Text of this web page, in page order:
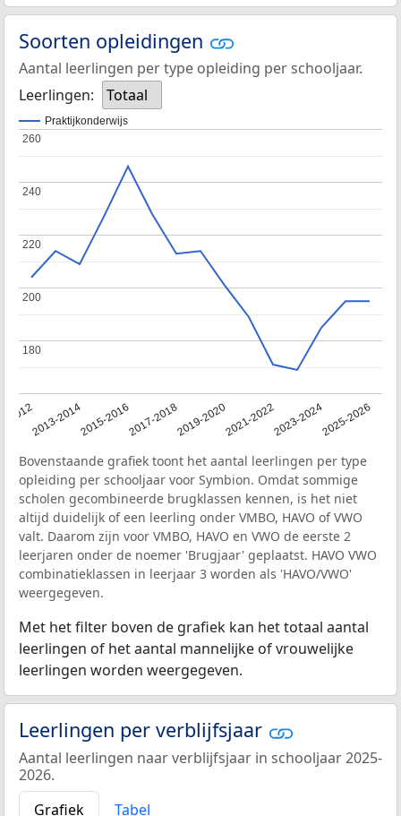
Soorten opleidingen
Aantal leerlingen per type opleiding per schooljaar.
Leerlingen:
Totaal
Praktijkonderwijs
20122013-20142015-20162017-20182019-20202021-20222023-20242025-2026
180
180
200
200
220
220
240
240
260
260
Bovenstaande grafiek toont het aantal leerlingen per type
opleiding per schooljaar voor Symbion. Omdat sommige
scholen gecombineerde brugklassen kennen, is het niet
altijd duidelijk of een leerling onder VMBO, HAVO of VWO
valt. Daarom zijn voor VMBO, HAVO en VWO de eerste 2
leerjaren onder de noemer 'Brugjaar' geplaatst. HAVO VWO
combinatieklassen in leerjaar 3 worden als 'HAVO/VWO'
weergegeven.
Met het filter boven de grafiek kan het totaal aantal
leerlingen of het aantal mannelijke of vrouwelijke
leerlingen worden weergegeven.
Leerlingen per verblijfsjaar
Aantal leerlingen naar verblijfsjaar in schooljaar 2025-
2026.
Grafiek
Tabel